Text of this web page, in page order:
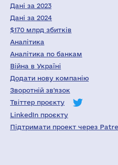
Дані за 2023
Дані за 2024
$170 млрд збитків
Аналітика
Аналітика по банкам
Війна в Україні
Додати нову компанію
Зворотній зв'язок
Твіттер проєкту
LinkedIn проєкту
Підтримати проект через